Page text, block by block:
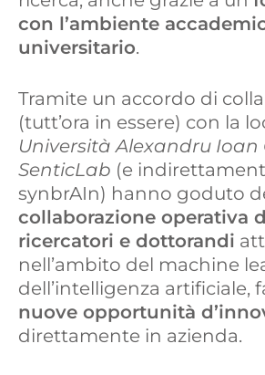
I o
con l’ambiente
universitario.
Tramite un accordo di
(tutt’ora in essere) con la
Università Alexandru Ioan
SenticLab (e
synbrAIn) hanno goduto
collaborazione operativa
ricercatori e dottorandi
nell’ambito del machine
dell’intelligenza artificiale,
nuove opportunità
direttamente in azienda.